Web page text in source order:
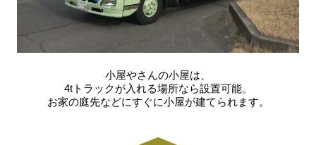
小屋やさんの小屋は、
4tトラックが入れる場所なら設置可能。
お家の庭先などにすぐに小屋が建てられます。